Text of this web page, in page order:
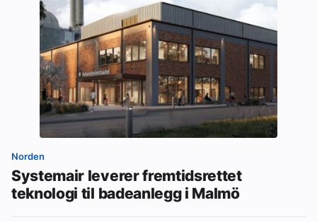
Norden
Systemair leverer fremtidsrettet
teknologi til badeanlegg i Malmö